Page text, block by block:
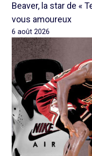
Beaver, la star de «
vous amoureux
6 août 2026